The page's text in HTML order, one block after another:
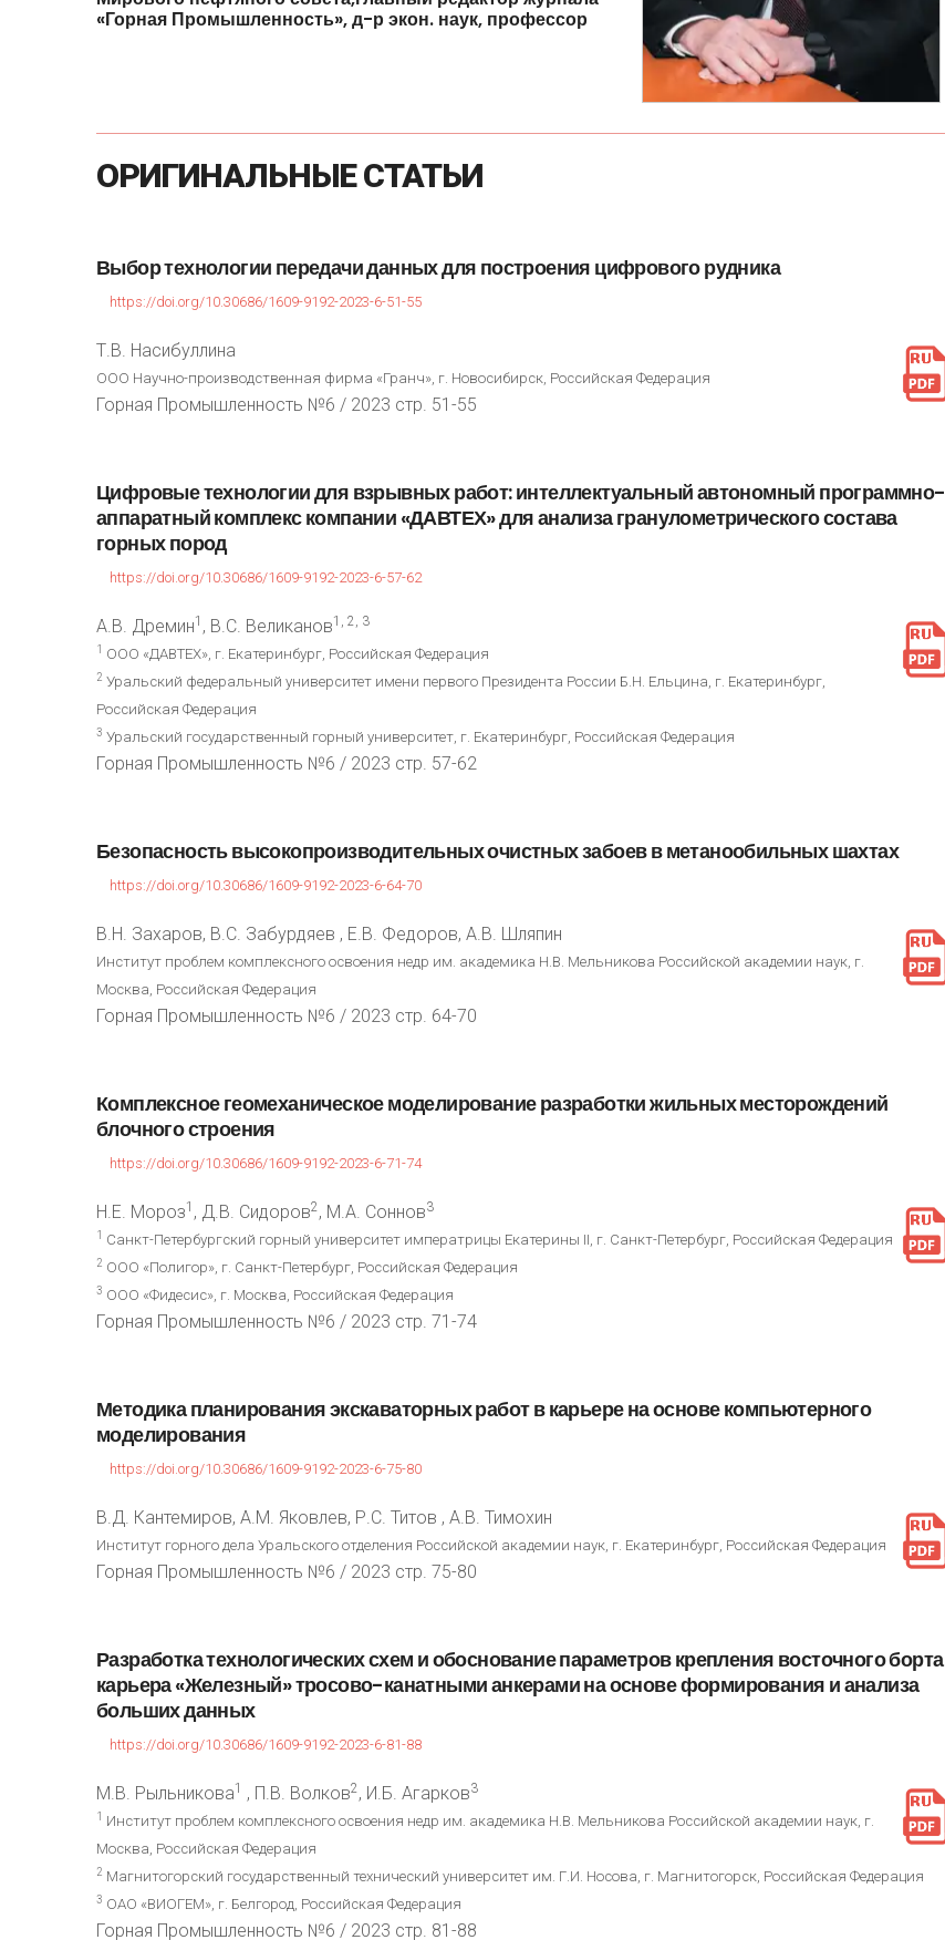
«Горная Промышленность»,д-р экон. наук, профессор
ОРИГИНАЛЬНЫЕ СТАТЬИ
Выбортехнологии передачиданныхдля построения цифровогорудника
https://doi.org/10.30686/1609-9192-2023-6-51-55
Т.В. Насибуллина
ООО Научно-производственная фирма «Гранч», г. Новосибирск, Российская Федерация
Горная Промышленность №6 / 2023 стр. 51-55
Цифровыетехнологиидля взрывныхработ:интеллектуальныйавтономный программно-
аппаратныйкомплекскомпании «ДАВТЕХ»дляанализагранулометрическогосостава
горныхпород
https://doi.org/10.30686/1609-9192-2023-6-57-62
А.В. Дремин1 , В.С. Великанов1, 2, 3
1 ООО «ДАВТЕХ», г. Екатеринбург, Российская Федерация
2 Уральский федеральный университет имени первого Президента России Б.Н. Ельцина, г. Екатеринбург,
Российская Федерация
3 Уральский государственный горный университет, г. Екатеринбург, Российская Федерация
Горная Промышленность №6 / 2023 стр. 57-62
Безопасностьвысокопроизводительныхочистныхзабоеввметанообильныхшахтах
https://doi.org/10.30686/1609-9192-2023-6-64-70
В.Н. Захаров, В.С. Забурдяев , Е.В. Федоров, А.В. Шляпин
Институт проблем комплексного освоения недр им. академика Н.В. Мельникова Российской академии наук, г.
Москва, Российская Федерация
Горная Промышленность №6 / 2023 стр. 64-70
Комплексноегеомеханическоемоделированиеразработкижильныхместорождений
блочногостроения
https://doi.org/10.30686/1609-9192-2023-6-71-74
Н.Е. Мороз1 , Д.В. Сидоров2, М.А. Соннов3
1 Санкт-Петербургский горный университет императрицы Екатерины II, г. Санкт-Петербург, Российская Федерация
2 ООО «Полигор», г. Санкт-Петербург, Российская Федерация
3 ООО «Фидесис», г. Москва, Российская Федерация
Горная Промышленность №6 / 2023 стр. 71-74
Методикапланированияэкскаваторныхработвкарьеренаосновекомпьютерного
моделирования
https://doi.org/10.30686/1609-9192-2023-6-75-80
В.Д. Кантемиров, А.М. Яковлев, Р.С. Титов , А.В. Тимохин
Институт горного дела Уральского отделения Российской академии наук, г. Екатеринбург, Российская Федерация
Горная Промышленность №6 / 2023 стр. 75-80
Разработкатехнологическихсхем иобоснованиепараметровкрепления восточногоборта
карьера«Железный»тросово-канатнымианкераминаосновеформирования ианализа
большихданных
https://doi.org/10.30686/1609-9192-2023-6-81-88
М.В. Рыльникова1 , П.В. Волков2, И.Б. Агарков3
1
Институт проблем комплексного освоения недр им. академика Н.В. Мельникова Российской академии наук, г.
Москва, Российская Федерация
2 Магнитогорский государственный технический университет им. Г.И. Носова, г. Магнитогорск, Российская Федерация
3 ОАО «ВИОГЕМ», г. Белгород, Российская Федерация
Горная Промышленность №6 / 2023 стр. 81-88